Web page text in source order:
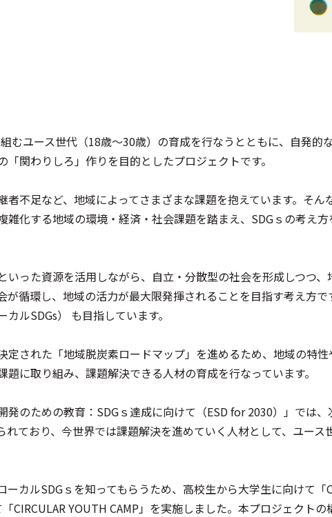
むユース世代（18歳～30歳）の育成を行なうとともに、自発的
関わりしろ」作りを目的としたプロジェクトです。
不足など、地域によってさまざまな課題を抱えています。そん
化する地域の環境・経済・社会課題を踏まえ、SDGｓの考え
いった資源を活用しながら、自立・分散型の社会を形成しつつ
循環し、地域の活力が最大限発揮されることを目指す考え方で
ルSDGs） も目指しています。
された「地域脱炭素ロードマップ」を進めるため、地域の特性
に取り組み、課題解決できる人材の育成を行なっています。
のための教育：SDGｓ達成に向けて（ESD for 2030）」では
ており、今世界では課題解決を進めていく人材として、ユース
カルSDGｓを知ってもらうため、高校生から大学生に向けて「
CIRCULAR YOUTH CAMP」を実施しました。本プロジェクト